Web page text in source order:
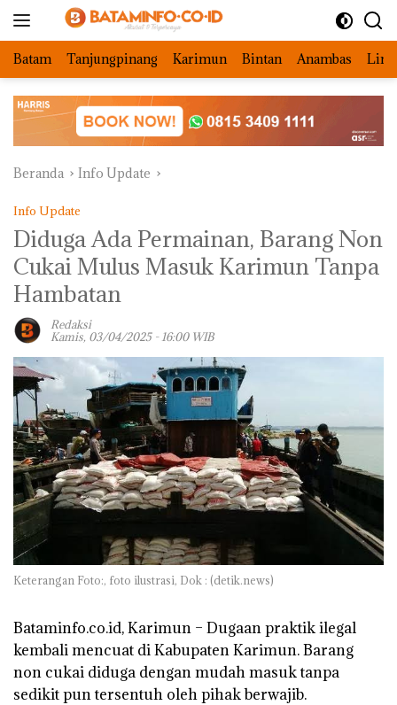
Batam Tanjungpinang Karimun Bintan Anambas
Beranda Info Update
Info Update
Diduga Ada Permainan, Barang Non
Cukai Mulus Masuk Karimun Tanpa
Hambatan
Redaksi
Kamis, 03/04/2025 - 16:00 WIB
Keterangan Foto:, foto ilustrasi, Dok : (detik.news)
Bataminfo.co.id, Karimun – Dugaan praktik ilegal
kembali mencuat di Kabupaten Karimun. Barang
non cukai diduga dengan mudah masuk tanpa
sedikit pun tersentuh oleh pihak berwajib.